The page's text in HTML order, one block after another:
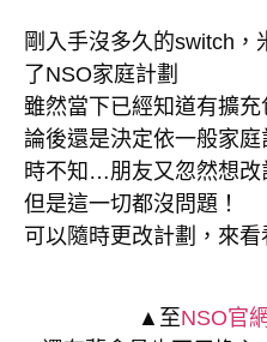
剛入手沒多久的switch
了NSO家庭計劃
雖然當下已經知道有擴
論後還是決定依一般家庭
時不知…朋友又忽然想改
但是這一切都沒問題！
可以隨時更改計劃，來
▲至NSO官網